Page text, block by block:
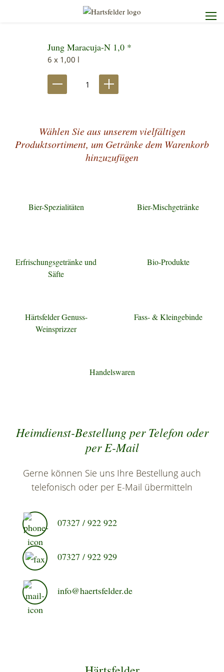
Startseite
Die Brauerei
Unser Service
Jung Maracuja-N 1,0 *
6 x 1,00 l
Wählen Sie aus unserem vielfältigen
Produktsortiment, um Getränke dem Warenkorb
hinzuzufügen
Bier-Spezialitäten Bier-Mischgetränke
Erfrischungsgetränke und
Säfte
Bio-Produkte
Härtsfelder Genuss-
Weinsprizzer
Fass- & Kleingebinde
Handelswaren
Heimdienst-Bestellung per Telefon oder
per E-Mail
Gerne können Sie uns Ihre Bestellung auch
telefonisch oder per E-Mail übermitteln
07327 / 922 922
07327 / 922 929
info@haertsfelder.de